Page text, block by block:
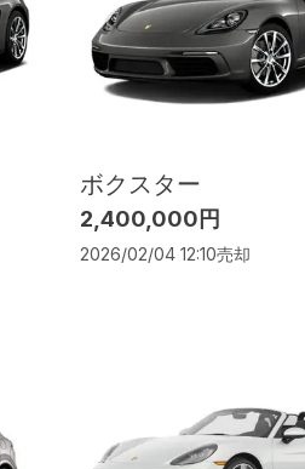
ボクスター
2,400,000円
2026/02/04 12:10売却